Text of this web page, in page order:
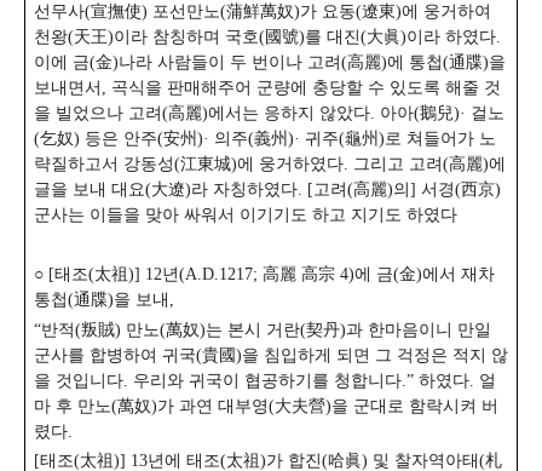
선무사(宣撫使) 포선만노(蒲鮮萬奴)가 요동(遼東)에 웅거하여
천왕(天王)이라 참칭하며 국호(國號)를 대진(大眞)이라 하였다.
이에 금(金)나라 사람들이 두 번이나 고려(高麗)에 통첩(通牒)을
보내면서, 곡식을 판매해주어 군량에 충당할 수 있도록 해줄 것
을 빌었으나 고려(高麗)에서는 응하지 않았다. 아아(鵝兒)· 걸노
(乞奴) 등은 안주(安州)· 의주(義州)· 귀주(龜州)로 쳐들어가 노
략질하고서 강동성(江東城)에 웅거하였다. 그리고 고려(高麗)에
글을 보내 대요(大遼)라 자칭하였다. [고려(高麗)의] 서경(西京)
군사는 이들을 맞아 싸워서 이기기도 하고 지기도 하였다
○ [태조(太祖)] 12년(A.D.1217; 高麗 高宗 4)에 금(金)에서 재차
통첩(通牒)을 보내,
“반적(叛賊) 만노(萬奴)는 본시 거란(契丹)과 한마음이니 만일
군사를 합병하여 귀국(貴國)을 침입하게 되면 그 걱정은 적지 않
을 것입니다. 우리와 귀국이 협공하기를 청합니다.” 하였다. 얼
마 후 만노(萬奴)가 과연 대부영(大夫營)을 군대로 함락시켜 버
렸다.
[태조(太祖)] 13년에 태조(太祖)가 합진(哈眞) 및 찰자역아태(札